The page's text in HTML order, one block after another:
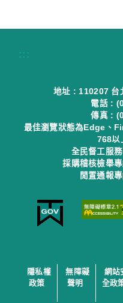
:::
地址 : 110207 台
電話 :
傳真 :
最佳瀏覽狀態為Edge、
768以
全民督工服
採購稽核檢舉
閒置通報
隱私權
政策
無障礙
聲明
網站
全政